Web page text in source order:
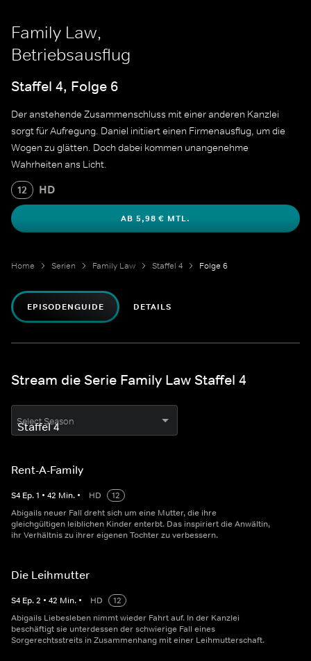
Family Law,
Betriebsausflug
Staffel 4, Folge 6
Der anstehende Zusammenschluss mit einer anderen Kanzlei
sorgt für Aufregung. Daniel initiiert einen Firmenausflug, um die
Wogen zu glätten. Doch dabei kommen unangenehme
Wahrheiten ans Licht.
12 HD
AB 5,98 € MTL.
Home Serien Family Law Staffel 4 Folge 6
EPISODENGUIDE DETAILS
Stream die Serie Family Law Staffel 4
Select Season
Rent-A-Family
S4 Ep.1 • 42 Min. • HD
12
Abigails neuer Fall dreht sich um eine Mutter, die ihre
gleichgültigen leiblichen Kinder enterbt. Das inspiriert die Anwältin,
ihr Verhältnis zu ihrer eigenen Tochter zu verbessern.
Die Leihmutter
S4 Ep.2 • 42 Min. • HD
12
Abigails Liebesleben nimmt wieder Fahrt auf. In der Kanzlei
beschäftigt sie unterdessen der schwierige Fall eines
Sorgerechtsstreits in Zusammenhang mit einer Leihmutterschaft.